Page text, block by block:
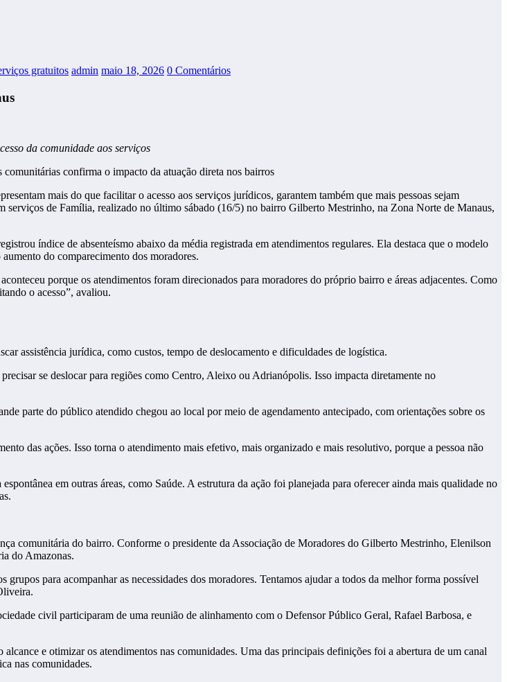
gratuitos admin maio 18, 2026 0 Comentários
da comunidade aos serviços
confirma o impacto da atuação direta nos bairros
mais do que facilitar o acesso aos serviços jurídicos, garantem também que mais pessoas sejam
de Família, realizado no último sábado (16/5) no bairro Gilberto Mestrinho, na Zona Norte de Manaus,
índice de absenteísmo abaixo da média registrada em atendimentos regulares. Ela destaca que o modelo
do comparecimento dos moradores.
porque os atendimentos foram direcionados para moradores do próprio bairro e áreas adjacentes. Como
o acesso”, avaliou.
assistência jurídica, como custos, tempo de deslocamento e dificuldades de logística.
se deslocar para regiões como Centro, Aleixo ou Adrianópolis. Isso impacta diretamente no
parte do público atendido chegou ao local por meio de agendamento antecipado, com orientações sobre os
das ações. Isso torna o atendimento mais efetivo, mais organizado e mais resolutivo, porque a pessoa não
em outras áreas, como Saúde. A estrutura da ação foi planejada para oferecer ainda mais qualidade no
comunitária do bairro. Conforme o presidente da Associação de Moradores do Gilberto Mestrinho, Elenilson
do Amazonas.
para acompanhar as necessidades dos moradores. Tentamos ajudar a todos da melhor forma possível
civil participaram de uma reunião de alinhamento com o Defensor Público Geral, Rafael Barbosa, e
e otimizar os atendimentos nas comunidades. Uma das principais definições foi a abertura de um canal
nas comunidades.